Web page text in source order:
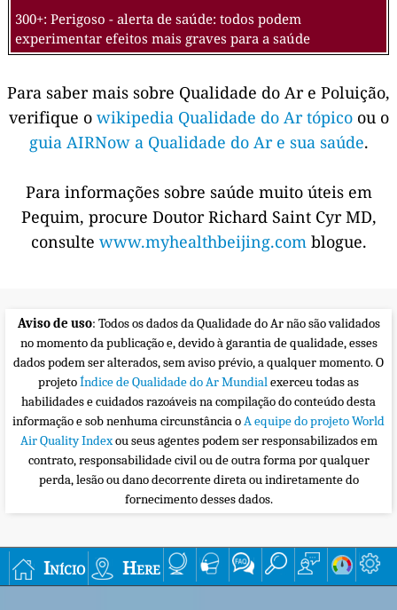
300+: Perigoso - alerta de saúde: todos podem
experimentar efeitos mais graves para a saúde
Para saber mais sobre Qualidade do Ar e Poluição,
verifique o wikipedia Qualidade do Ar tópico ou o
guia AIRNow a Qualidade do Ar e sua saúde.
Para informações sobre saúde muito úteis em
Pequim, procure Doutor Richard Saint Cyr MD,
consulte www.myhealthbeijing.com blogue.
Aviso de uso: Todos os dados da Qualidade do Ar não são validados
no momento da publicação e, devido à garantia de qualidade, esses
dados podem ser alterados, sem aviso prévio, a qualquer momento. O
projetoÍndice de Qualidade do Ar Mundialexerceu todas as
habilidades e cuidados razoáveis na compilação do conteúdo desta
informação e sob nenhuma circunstância oA equipe do projeto World
Air Quality Indexou seus agentes podem ser responsabilizados em
contrato, responsabilidade civil ou de outra forma por qualquer
perda, lesão ou dano decorrente direta ou indiretamente do
fornecimento desses dados.
Início Here